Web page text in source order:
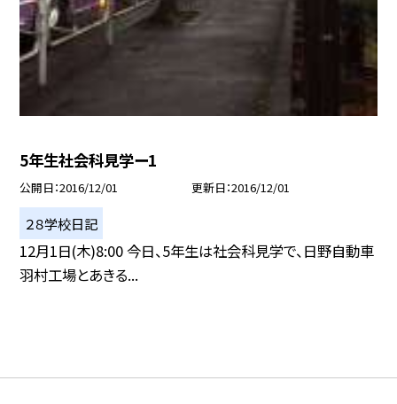
5年生社会科見学ー1
公開日 2016/12/01 更新日 2016/12/01
２８学校日記
12月1日(木)8:00 今日、5年生は社会科見学で、日野自動車
羽村工場とあきる...